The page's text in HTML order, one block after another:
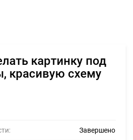
картинку под
красивую схему
Завершено